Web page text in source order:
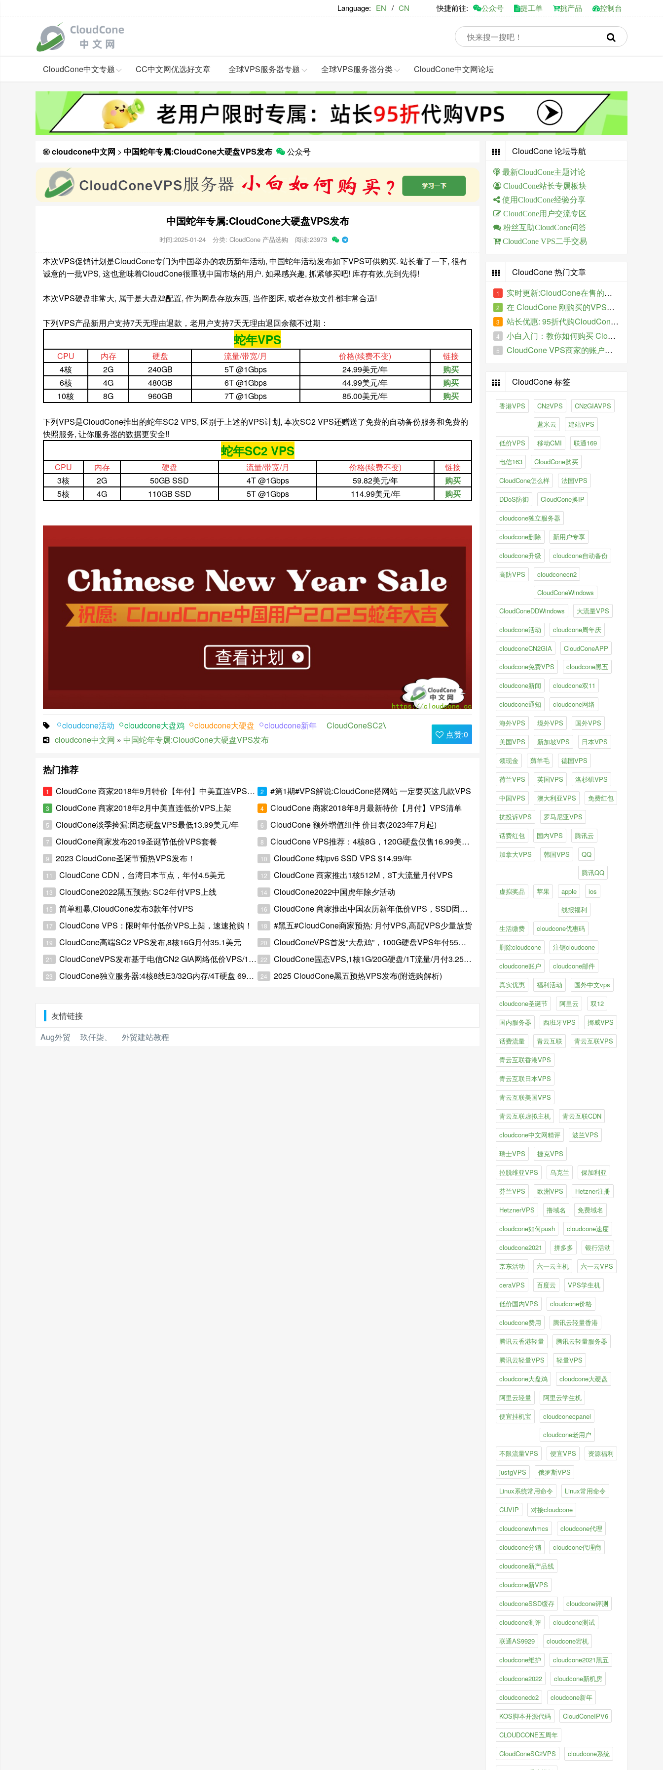
Language: EN / CN 快捷前往: 公众号 提工单 挑产品 控制台
CloudCone中文专题 CC中文网优选好文章 全球VPS服务器专题 全球VPS服务器分类 CloudCone中文网论坛
cloudcone中文网 > 中国蛇年专属:CloudCone大硬盘VPS发布 公众号
中国蛇年专属:CloudCone大硬盘VPS发布
时间:2025-01-24 分类: CloudCone 产品选购 阅读:23973
本次VPS促销计划是CloudCone专门为中国举办的农历新年活动, 中国蛇年活动发布如下VPS可供购买. 站长看了一下, 很有
诚意的一批VPS, 这也意味着CloudCone很重视中国市场的用户. 如果感兴趣, 抓紧够买吧! 库存有效,先到先得!
本次VPS硬盘非常大, 属于是大盘鸡配置, 作为网盘存放东西, 当作图床, 或者存放文件都非常合适!
下列VPS产品新用户支持7天无理由退款，老用户支持7天无理由退回余额不过期：
蛇年VPS
CPU 内存 硬盘 流量/带宽/月 价格(续费不变)
链接
4核
2G 240GB 5T @1Gbps 24.99美元/年
购买
6核
4G 480GB 6T @1Gbps 44.99美元/年
购买
10核
8G 960GB 7T @1Gbps 85.00美元/年 购买
下列VPS是CloudCone推出的蛇年SC2 VPS, 区别于上述的VPS计划, 本次SC2 VPS还赠送了免费的自动备份服务和免费的
快照服务, 让你服务器的数据更安全!!
蛇年SC2 VPS
CPU 内存 硬盘 流量/带宽/月 价格(续费不变)
链接
3核
2G 50GB SSD 4T @1Gbps 59.82美元/年
购买
5核
4G 110GB SSD 5T @1Gbps 114.99美元/年 购买
cloudcone活动 cloudcone大盘鸡 cloudcone大硬盘 cloudcone新年 CloudConeSC2VPS CloudCone便宜VPS CloudCone蛇年 CloudCone硬盘
cloudcone中文网 » 中国蛇年专属:CloudCone大硬盘VPS发布 点赞:0
热门推荐
1 CloudCone 商家2018年9月特价【年付】中美直连VPS清单 2 #第1期#VPS解说:CloudCone搭网站 一定要买这几款VPS
3 CloudCone 商家2018年2月中美直连低价VPS上架 4 CloudCone 商家2018年8月最新特价【月付】VPS清单
5 CloudCone淡季捡漏:固态硬盘VPS最低13.99美元/年 6 CloudCone 额外增值组件 价目表(2023年7月起)
7 CloudCone商家发布2019圣诞节低价VPS套餐 8 CloudCone VPS推荐：4核8G，120G硬盘仅售16.99美元/月
9 2023 CloudCone圣诞节预热VPS发布！ 10 CloudCone 纯ipv6 SSD VPS $14.99/年
11 CloudCone CDN，台湾日本节点，年付4.5美元 12 CloudCone 商家推出1核512M，3T大流量月付VPS
13 CloudCone2022黑五预热: SC2年付VPS上线 14 CloudCone2022中国虎年除夕活动
15 简单粗暴,CloudCone发布3款年付VPS 16 CloudCone 商家推出中国农历新年低价VPS，SSD固态硬盘加持
17 CloudCone VPS：限时年付低价VPS上架，速速抢购！ 18 #黑五#CloudCone商家预热: 月付VPS,高配VPS少量放货
19 CloudCone高端SC2 VPS发布,8核16G月付35.1美元 20 CloudConeVPS首发“大盘鸡”，100G硬盘VPS年付55美元
21 CloudConeVPS发布基于电信CN2 GIA网络低价VPS/1Gbps 22 CloudCone固态VPS,1核1G/20G硬盘/1T流量/月付3.25美元
23 CloudCone独立服务器:4核8线E3/32G内存/4T硬盘 69美元/月 24 2025 CloudCone黑五预热VPS发布(附选购解析)
友情链接
Aug外贸
玖仟柒、 外贸建站教程
CloudCone 论坛导航
最新CloudCone主题讨论
CloudCone站长专属板块
使用CloudCone经验分享
CloudCone用户交流专区
粉丝互助CloudCone问答
CloudCone VPS二手交易
CloudCone 热门文章
1 实时更新:CloudCone在售的特价VPS
2 在 CloudCone 刚购买的VPS服务器IP被墙了怎么办？
3 站长优惠: 95折代购CloudCone VPS
4 小白入门：教你如何购买 CloudCone 的VPS主机
5 CloudCone VPS商家的账户如何进行全额退款、提现操作？
CloudCone 标签
香港VPS CN2VPS
CN2GIAVPS
蓝米云
建站VPS
低价VPS
移动CMI
联通169
电信163
CloudCone购买
CloudCone怎么样
法国VPS
DDoS防御
CloudCone换IP
cloudcone独立服务器
cloudcone删除
新用户专享
cloudcone升级
cloudcone自动备份
高防VPS
cloudconecn2
CloudConeWindows
CloudConeDDWindows
大流量VPS
cloudcone活动
cloudcone周年庆
cloudconeCN2GIA
CloudConeAPP
cloudcone免费VPS
cloudcone黑五
cloudcone新闻
cloudcone双11
cloudcone通知
cloudcone网络
海外VPS
境外VPS
国外VPS
美国VPS
新加坡VPS
日本VPS
领现金
薅羊毛
德国VPS
荷兰VPS
英国VPS
洛杉矶VPS
中国VPS
澳大利亚VPS
免费红包
抗投诉VPS
罗马尼亚VPS
话费红包
国内VPS
腾讯云
加拿大VPS
韩国VPS
QQ
腾讯QQ
虚拟奖品
苹果 apple
ios
线报福利
生活缴费
cloudcone优惠码
删除cloudcone
注销cloudcone
cloudcone账户
cloudcone邮件
真实优惠
福利活动
国外中文vps
cloudcone圣诞节
阿里云
双12
国内服务器
西班牙VPS
挪威VPS
话费流量
青云互联
青云互联VPS
青云互联香港VPS
青云互联日本VPS
青云互联美国VPS
青云互联虚拟主机
青云互联CDN
cloudcone中文网精评
波兰VPS
瑞士VPS
捷克VPS
拉脱维亚VPS
乌克兰
保加利亚
芬兰VPS
欧洲VPS
Hetzner注册
HetznerVPS
撸域名
免费域名
cloudcone如何push
cloudcone速度
cloudcone2021
拼多多
银行活动
京东活动
六一云主机
六一云VPS
ceraVPS
百度云
VPS学生机
低价国内VPS
cloudcone价格
cloudcone费用
腾讯云轻量香港
腾讯云香港轻量
腾讯云轻量服务器
腾讯云轻量VPS
轻量VPS
cloudcone大盘鸡
cloudcone大硬盘
阿里云轻量
阿里云学生机
便宜挂机宝
cloudconecpanel
cloudcone老用户
不限流量VPS
便宜VPS
资源福利
justgVPS
俄罗斯VPS
Linux系统常用命令
Linux常用命令
CUVIP
对接cloudcone
cloudconewhmcs
cloudcone代理
cloudcone分销
cloudcone代理商
cloudcone新产品线
cloudcone新VPS
cloudconeSSD缓存
cloudcone评测
cloudcone测评
cloudcone测试
联通AS9929
cloudcone宕机
cloudcone维护
cloudcone2021黑五
cloudcone2022
cloudcone新机房
cloudconedc2
cloudcone新年
KOS脚本开源代码
CloudConeIPV6
CLOUDCONE五周年
CloudConeSC2VPS
cloudcone系统